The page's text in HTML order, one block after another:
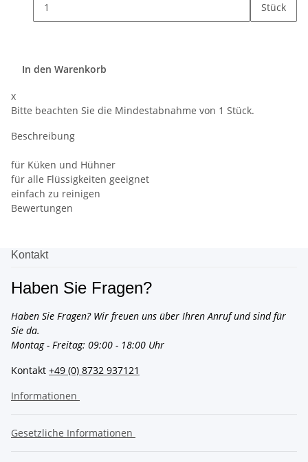
Stück
In den Warenkorb
x
Bitte beachten Sie die Mindestabnahme von 1 Stück.
Beschreibung
für Küken und Hühner
für alle Flüssigkeiten geeignet
einfach zu reinigen
Bewertungen
Kontakt
Haben Sie Fragen?
Haben Sie Fragen? Wir freuen uns über Ihren Anruf und sind für
Sie da.
Montag - Freitag: 09:00 - 18:00 Uhr
Kontakt +49 (0) 8732 937121
Informationen
Gesetzliche Informationen